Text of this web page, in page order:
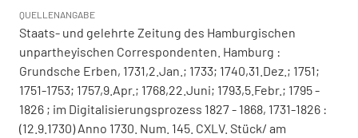
QUELLENANGABE
Staats- und gelehrte Zeitung des Hamburgischen
unpartheyischen Correspondenten. Hamburg :
Grundsche Erben, 1731,2.Jan.; 1733; 1740,31.Dez.; 1751;
1751-1753; 1757,9.Apr.; 1768,22.Juni; 1793,5.Febr.; 1795 -
1826 ; im Digitalisierungsprozess 1827 - 1868, 1731-1826 :
(12.9.1730) Anno 1730. Num. 145. CXLV. Stück/ am